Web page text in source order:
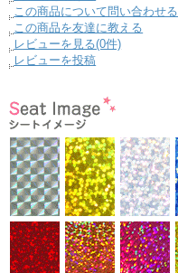
この商品について問い合わせる
この商品を友達に教える
レビューを見る(0件)
レビューを投稿